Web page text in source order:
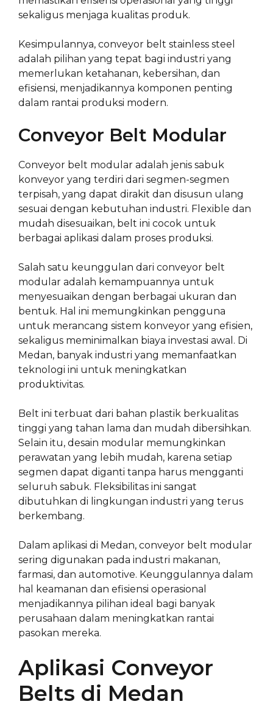
sekaligus menjaga kualitas produk.
Kesimpulannya, conveyor belt stainless steel
adalah pilihan yang tepat bagi industri yang
memerlukan ketahanan, kebersihan, dan
efisiensi, menjadikannya komponen penting
dalam rantai produksi modern.
Conveyor Belt Modular
Conveyor belt modular adalah jenis sabuk
konveyor yang terdiri dari segmen-segmen
terpisah, yang dapat dirakit dan disusun ulang
sesuai dengan kebutuhan industri. Flexible dan
mudah disesuaikan, belt ini cocok untuk
berbagai aplikasi dalam proses produksi.
Salah satu keunggulan dari conveyor belt
modular adalah kemampuannya untuk
menyesuaikan dengan berbagai ukuran dan
bentuk. Hal ini memungkinkan pengguna
untuk merancang sistem konveyor yang efisien,
sekaligus meminimalkan biaya investasi awal. Di
Medan, banyak industri yang memanfaatkan
teknologi ini untuk meningkatkan
produktivitas.
Belt ini terbuat dari bahan plastik berkualitas
tinggi yang tahan lama dan mudah dibersihkan.
Selain itu, desain modular memungkinkan
perawatan yang lebih mudah, karena setiap
segmen dapat diganti tanpa harus mengganti
seluruh sabuk. Fleksibilitas ini sangat
dibutuhkan di lingkungan industri yang terus
berkembang.
Dalam aplikasi di Medan, conveyor belt modular
sering digunakan pada industri makanan,
farmasi, dan automotive. Keunggulannya dalam
hal keamanan dan efisiensi operasional
menjadikannya pilihan ideal bagi banyak
perusahaan dalam meningkatkan rantai
pasokan mereka.
Aplikasi Conveyor
Belts di Medan